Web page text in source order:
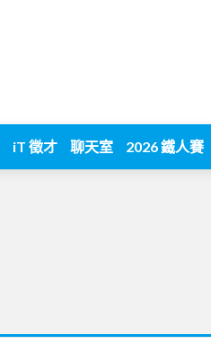
iT 徵才 聊天室 2026 鐵人賽